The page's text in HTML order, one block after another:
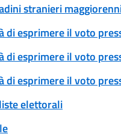
stranieri
di esprimere il voto
di esprimere il voto
di esprimere il voto
elettorali